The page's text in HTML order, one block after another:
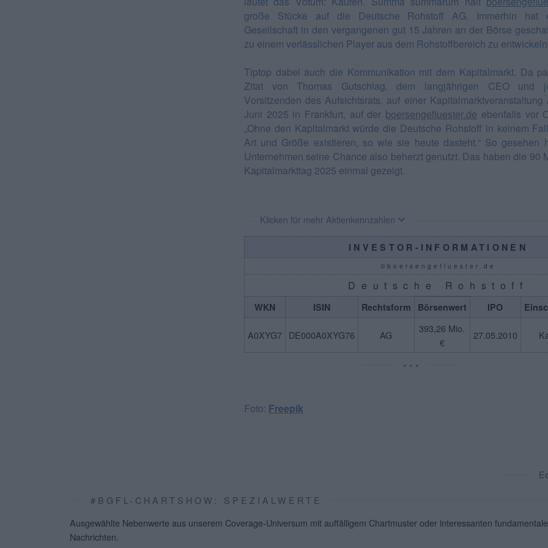
große Stücke auf die Deutsche Rohstoff AG. Immerhin hat
Gesellschaft in den vergangenen gut 15 Jahren an der Börse
zu einem verlässlichen Player aus dem Rohstoffbereich zu
Tiptop dabei auch die Kommunikation mit dem Kapitalmarkt. Da
Zitat von Thomas Gutschlag, dem langjährigen CEO und
Vorsitzenden des Aufsichtsrats, auf einer Kapitalmarktveranstaltung
Juni 2025 in Frankfurt, auf der boersengefluester.de ebenfalls vor
„Ohne den Kapitalmarkt würde die Deutsche Rohstoff in keinem
Art und Größe existieren, so wie sie heute dasteht.“ So gesehen
Unternehmen seine Chance also beherzt genutzt. Das haben die 90
Kapitalmarkttag 2025 einmal gezeigt.
Klicken für mehr Aktienkennzahlen
INVESTOR-INFORMATIONEN
©boersengefluester.de
Deutsche Rohstoff
WKN ISIN Rechtsform Börsenwert IPO
A0XYG7 DE000A0XYG76 AG
393,26 Mio.
€
27.05.2010
* * *
Foto: Freepik
#BGFL-CHARTSHOW: SPEZIALWERTE
Ausgewählte Nebenwerte aus unserem Coverage-Universum mit auffälligem Chartmuster oder interessanten
Nachrichten.